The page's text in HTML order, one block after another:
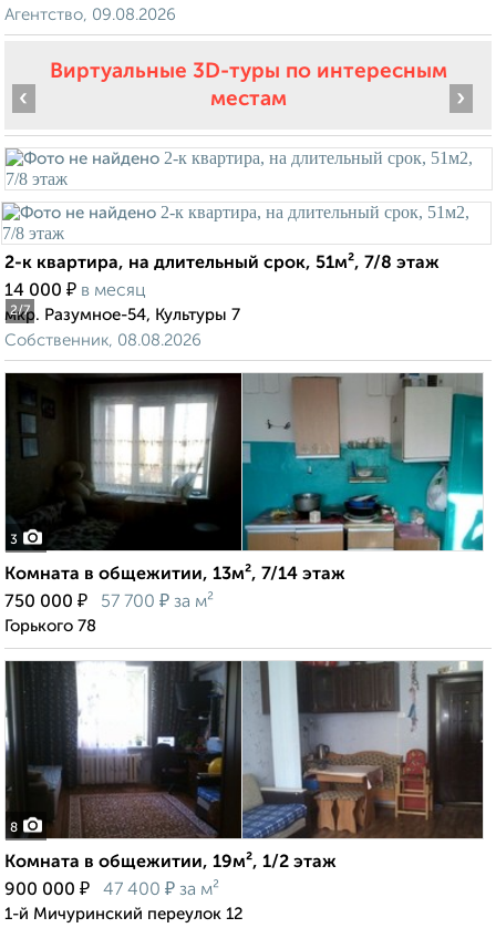
Агентство, 09.08.2026
Виртуальные 3D-туры по интересным
местам
2/7
‹ ›
2-к квартира, на длительный срок, 51м², 7/8 этаж
14 000 ₽ в месяц
мкр. Разумное-54, Культуры 7
Собственник, 08.08.2026
3
Комната в общежитии, 13м², 7/14 этаж
750 000 ₽ 57 700 ₽ за м²
Горького 78
8
Комната в общежитии, 19м², 1/2 этаж
900 000 ₽ 47 400 ₽ за м²
1-й Мичуринский переулок 12